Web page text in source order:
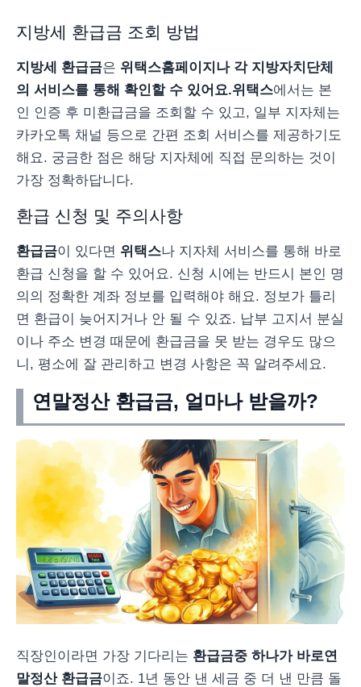
지방세 환급금 조회 방법
지방세 환급금은 위택스홈페이지나 각 지방자치단체
의 서비스를 통해 확인할 수 있어요.위택스에서는 본
인 인증 후 미환급금을 조회할 수 있고, 일부 지자체는
카카오톡 채널 등으로 간편 조회 서비스를 제공하기도
해요. 궁금한 점은 해당 지자체에 직접 문의하는 것이
가장 정확하답니다.
환급 신청 및 주의사항
환급금이 있다면 위택스나 지자체 서비스를 통해 바로
환급 신청을 할 수 있어요. 신청 시에는 반드시 본인 명
의의 정확한 계좌 정보를 입력해야 해요. 정보가 틀리
면 환급이 늦어지거나 안 될 수 있죠. 납부 고지서 분실
이나 주소 변경 때문에 환급금을 못 받는 경우도 많으
니, 평소에 잘 관리하고 변경 사항은 꼭 알려주세요.
연말정산 환급금, 얼마나 받을까?
직장인이라면 가장 기다리는 환급금중 하나가 바로연
말정산 환급금이죠. 1년 동안 낸 세금 중 더 낸 만큼 돌